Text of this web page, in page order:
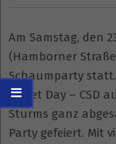
Am Samstag, den
(Hamborner Straße
Schaumparty
Street Day – CSD
Sturms ganz
Party gefeiert. Mit